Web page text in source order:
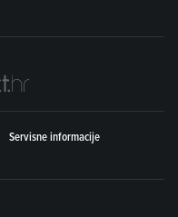
Servisne informacije